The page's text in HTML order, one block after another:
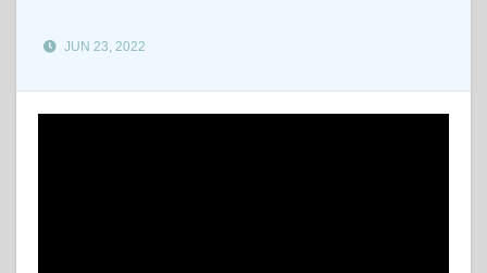
JUN 23, 2022